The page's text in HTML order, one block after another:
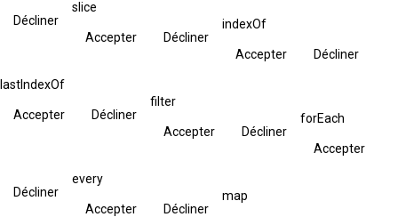
Décliner
slice
Accepter Décliner
indexOf
Accepter Décliner
lastIndexOf
Accepter Décliner
filter
Accepter Décliner
forEach
Accepter
Décliner
every
Accepter Décliner
map